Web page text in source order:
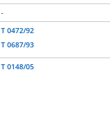
-
T 0472/92
T 0687/93
T 0148/05